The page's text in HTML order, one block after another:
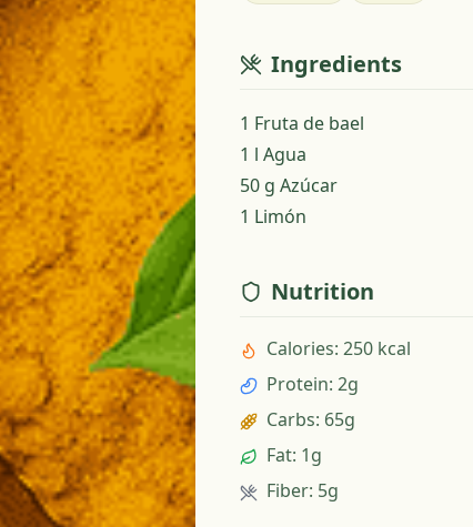
Ingredients
1 Fruta de bael
1 l Agua
50 g Azúcar
1 Limón
Nutrition
Calories: 250 kcal
Protein: 2g
Carbs: 65g
Fat: 1g
Fiber: 5g